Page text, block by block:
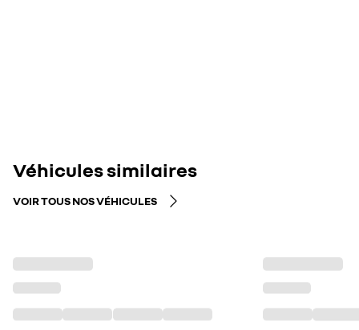
Véhicules similaires
VOIR TOUS NOS VÉHICULES